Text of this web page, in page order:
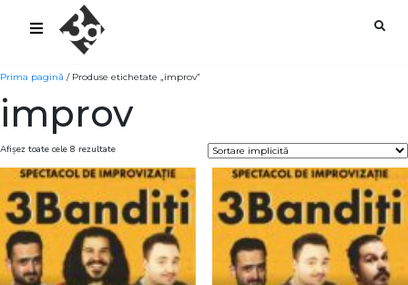
sold-out-button {{acf:sold_out}}
Prima pagină / Produse etichetate „improv”
improv
Afișez toate cele 8 rezultate